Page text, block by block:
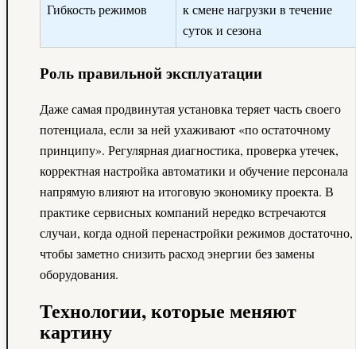
Гибкость режимов
к смене нагрузки в течение
суток и сезона
Роль правильной эксплуатации
Даже самая продвинутая установка теряет часть своего
потенциала, если за ней ухаживают «по остаточному
принципу». Регулярная диагностика, проверка утечек,
корректная настройка автоматики и обучение персонала
напрямую влияют на итоговую экономику проекта. В
практике сервисных компаний нередко встречаются
случаи, когда одной перенастройки режимов достаточно,
чтобы заметно снизить расход энергии без замены
оборудования.
Технологии, которые меняют
картину